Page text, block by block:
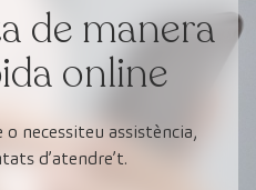
de manera
online
necessiteu assistència,
d’atendre’t.